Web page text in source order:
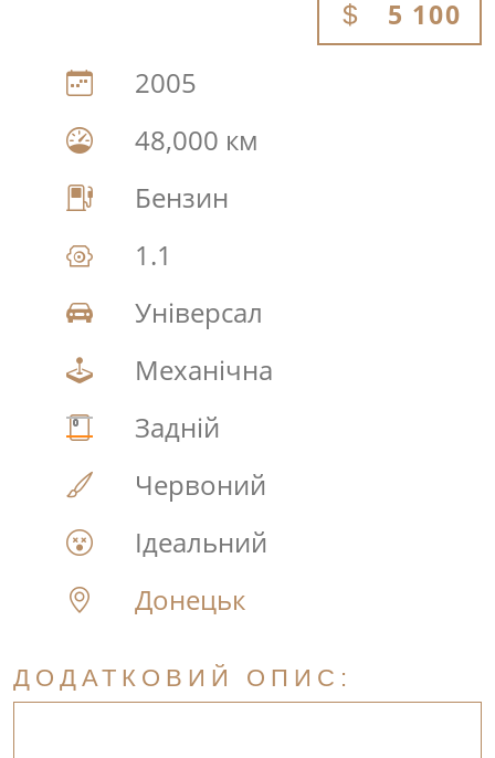
5 100
2005
48,000 км
Бензин
1.1
Універсал
Механічна
Задній
Червоний
Ідеальний
Донецьк
ДОДАТКОВИЙ ОПИС: